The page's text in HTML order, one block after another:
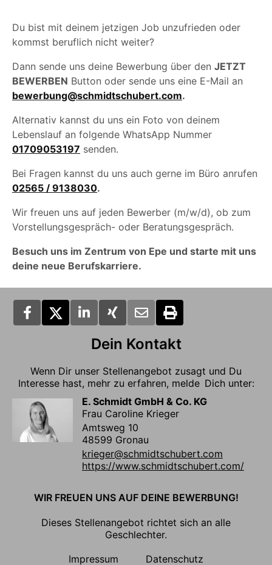
Du bist mit deinem jetzigen Job unzufrieden oder
kommst beruflich nicht weiter?
Dann sende uns deine Bewerbung über den JETZT
BEWERBEN Button oder sende uns eine E-Mail an
bewerbung@schmidtschubert.com.
Alternativ kannst du uns ein Foto von deinem
Lebenslauf an folgende WhatsApp Nummer
01709053197 senden.
Bei Fragen kannst du uns auch gerne im Büro anrufen
02565 / 9138030.
Wir freuen uns auf jeden Bewerber (m/w/d), ob zum
Vorstellungsgespräch- oder Beratungsgespräch.
Besuch uns im Zentrum von Epe und starte mit uns
deine neue Berufskarriere.
Dein Kontakt
Wenn Dir unser Stellenangebot zusagt und Du
Interesse hast, mehr zu erfahren, melde Dich unter:
E. Schmidt GmbH & Co. KG
Frau Caroline Krieger
Amtsweg 10
48599 Gronau
krieger@schmidtschubert.com
https://www.schmidtschubert.com/
WIR FREUEN UNS AUF DEINE BEWERBUNG!
Dieses Stellenangebot richtet sich an alle
Geschlechter.
Impressum
Datenschutz